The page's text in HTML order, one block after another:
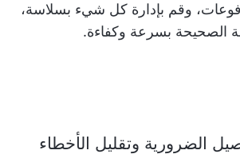
وقم بإدارة كل شيء بسلاسة،
الصحيحة بسرعة وكفاءة.
الضرورية وتقليل الأخطاء